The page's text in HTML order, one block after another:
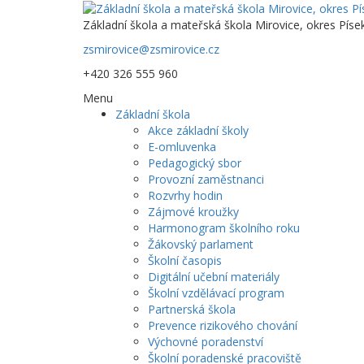
Základní škola a mateřská škola Mirovice, okres
zsmirovice@zsmirovice.cz
+420 326 555 960
Menu
Základní škola
Akce základní školy
E-omluvenka
Pedagogický sbor
Provozní zaměstnanci
Rozvrhy hodin
Zájmové kroužky
Harmonogram školního roku
Žákovský parlament
Školní časopis
Digitální učební materiály
Školní vzdělávací program
Partnerská škola
Prevence rizikového chování
Výchovné poradenství
Školní poradenské pracoviště